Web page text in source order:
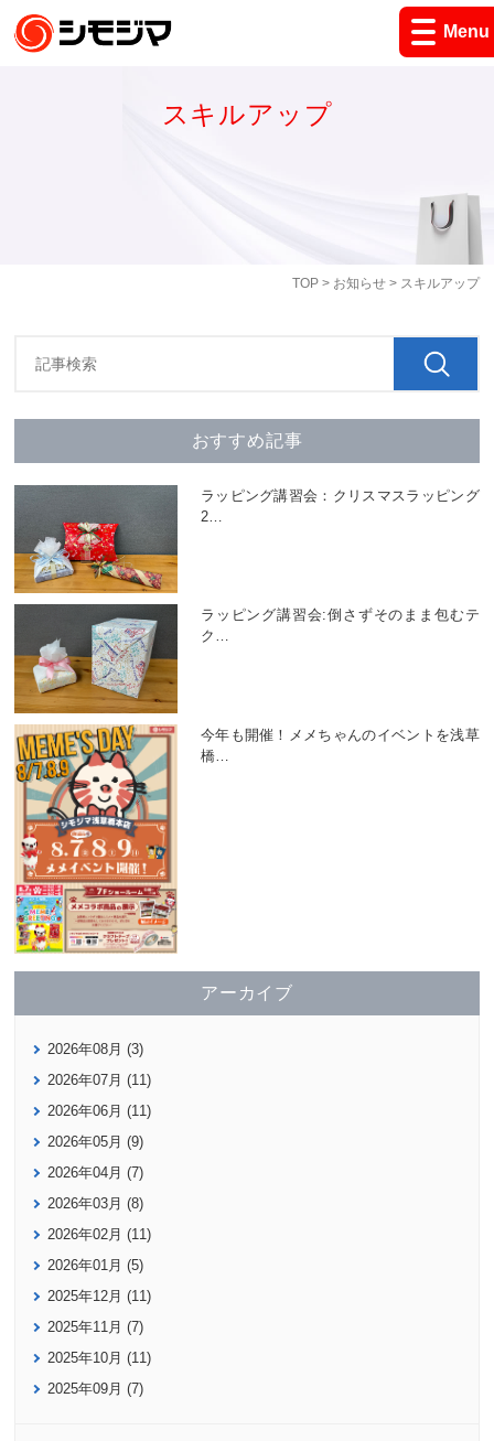
Menu
TOP> お知らせ> スキルアップ
スキルアップ
おすすめ記事
ラッピング講習会：クリスマスラッピング
2…
ラッピング講習会:倒さずそのまま包むテ
ク …
今年も開催！メメちゃんのイベントを浅草
橋…
アーカイブ
2026年08月 (3)
2026年07月 (11)
2026年06月 (11)
2026年05月 (9)
2026年04月 (7)
2026年03月 (8)
2026年02月 (11)
2026年01月 (5)
2025年12月 (11)
2025年11月 (7)
2025年10月 (11)
2025年09月 (7)